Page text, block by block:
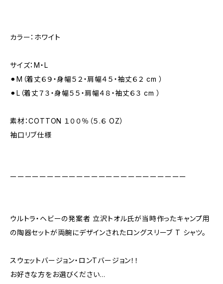
カラー：ホワイト
サイズ：M・L
⚫︎M（着丈６９・身幅５２・肩幅４５・袖丈６２ cm ）
⚫︎L（着丈７３・身幅５５・肩幅４８・袖丈６３ cm ）
素材：COTTON １００％（５.６ OZ）
袖口リブ仕様
ーーーーーーーーーーーーーーーーーーーーーーーー
ウルトラ・ヘビーの発案者 立沢トオル氏が当時作ったキャンプ用
の陶器セットが両腕にデザインされたロングスリーブ T シャツ。
スウェットバージョン・ロンTバージョン！！
お好きな方をお選びください…